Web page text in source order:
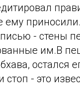
ему
- стены
им.В
остался
- это